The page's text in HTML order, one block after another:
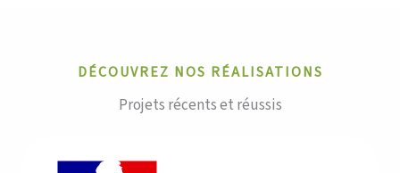
DÉCOUVREZ NOS RÉALISATIONS
Projets récents et réussis